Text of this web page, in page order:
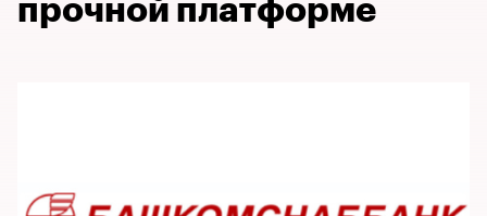
прочной платформе